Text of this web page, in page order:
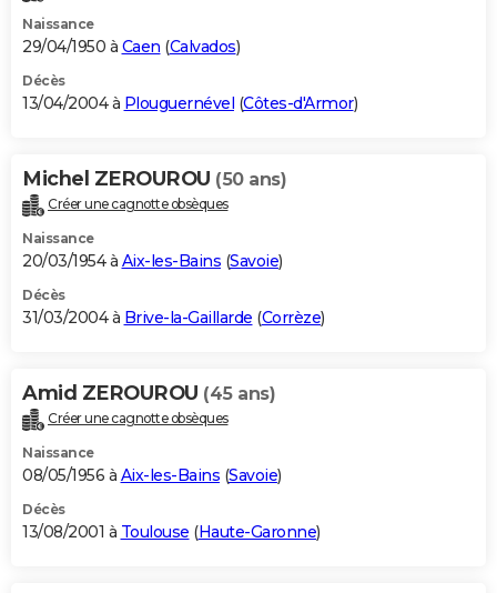
Naissance
29/04/1950 à Caen (Calvados)
Décès
13/04/2004 à Plouguernével (Côtes-d'Armor)
Michel ZEROUROU (50 ans)
Créer une cagnotte obsèques
Naissance
20/03/1954 à Aix-les-Bains (Savoie)
Décès
31/03/2004 à Brive-la-Gaillarde (Corrèze)
Amid ZEROUROU (45 ans)
Créer une cagnotte obsèques
Naissance
08/05/1956 à Aix-les-Bains (Savoie)
Décès
13/08/2001 à Toulouse (Haute-Garonne)